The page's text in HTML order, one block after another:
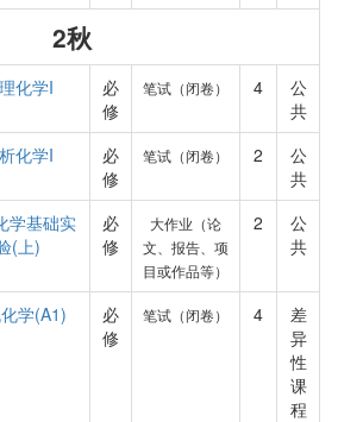
2秋
化学I
必
修
笔试（闭卷） 4
公
共
化学I
必
修
笔试（闭卷） 2
公
共
学基础实
(上)
必
修
大作业（论
文、报告、项
目或作品等）
2
公
共
学(A1)
必
修
笔试（闭卷） 4
差
异
性
课
程